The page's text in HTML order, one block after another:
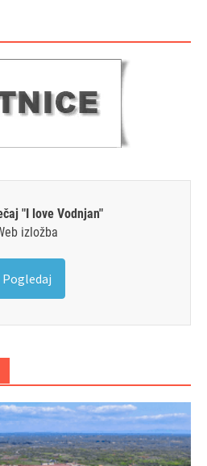
"I love Vodnjan"
izložba
Pogledaj